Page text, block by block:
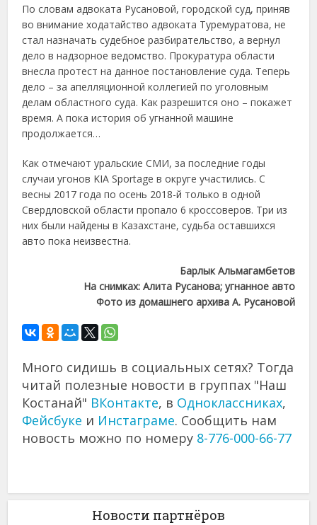
По словам адвоката Русановой, городской суд, приняв
во внимание ходатайство адвоката Туремуратова, не
стал назначать судебное разбирательство, а вернул
дело в надзорное ведомство. Прокуратура области
внесла протест на данное постановление суда. Теперь
дело – за апелляционной коллегией по уголовным
делам областного суда. Как разрешится оно – покажет
время. А пока история об угнанной машине
продолжается…
Как отмечают уральские СМИ, за последние годы
случаи угонов KIA Sportage в округе участились. С
весны 2017 года по осень 2018-й только в одной
Свердловской области пропало 6 кроссоверов. Три из
них были найдены в Казахстане, судьба оставшихся
авто пока неизвестна.
Барлык Альмагамбетов
На снимках: Алита Русанова; угнанное авто
Фото из домашнего архива А. Русановой
Много сидишь в социальных сетях? Тогда
читай полезные новости в группах "Наш
Костанай" ВКонтакте, в Одноклассниках,
Фейсбуке и Инстаграме. Сообщить нам
новость можно по номеру 8-776-000-66-77
Новости партнёров